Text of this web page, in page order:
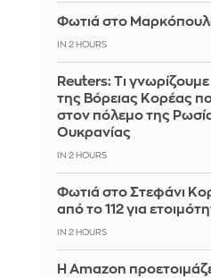
Φωτιά στο
IN 2 HOURS
Reuters: Τι γνωρίζουμε
της Βόρειας Κορέας
στον πόλεμο της
Ουκρανίας
IN 2 HOURS
Φωτιά στο Στεφάνι
από το 112 για
IN 2 HOURS
Η Amazon